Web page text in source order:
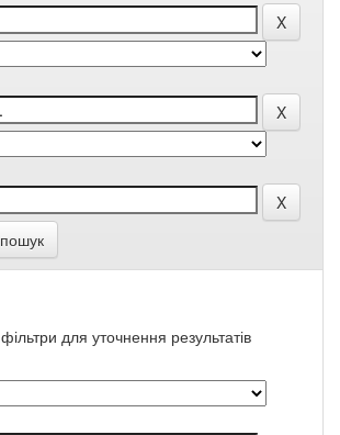
для уточнення результатів